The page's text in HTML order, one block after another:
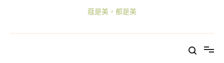
蔻是美，都是美